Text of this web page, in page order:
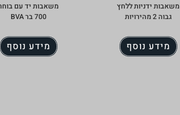
משאבות ידניות ללחץ
גבוה 2 מהירויות
מידע נוסף
משאבות יד עם
700 בר BVA
מידע נוסף